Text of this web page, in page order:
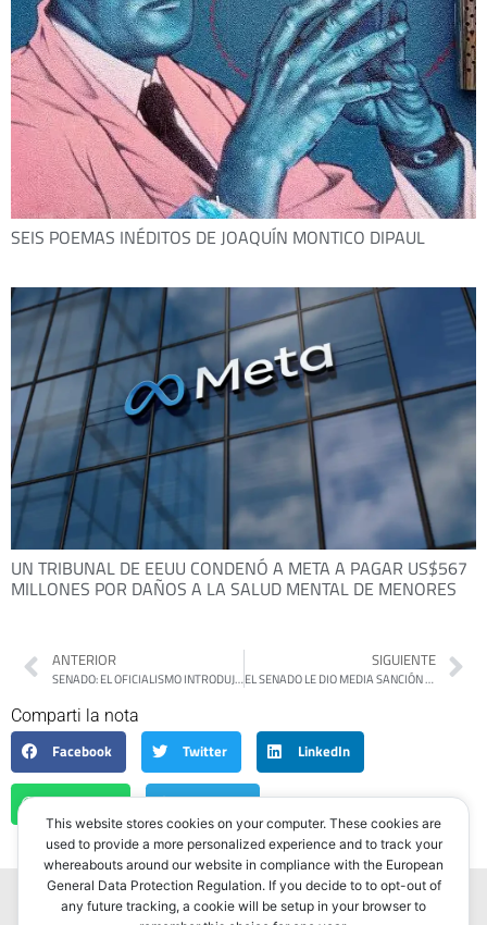
SEIS POEMAS INÉDITOS DE JOAQUÍN MONTICO DIPAUL
UN TRIBUNAL DE EEUU CONDENÓ A META A PAGAR US$567
MILLONES POR DAÑOS A LA SALUD MENTAL DE MENORES
ANTERIOR
SENADO: EL OFICIALISMO INTRODUJO 28 CAMBIOS EN LA REFORMA LABORAL PARA ASEGURAR LA MEDIA SANCIÓN
SIGUIENTE
EL SENADO LE DIO MEDIA SANCIÓN A LA REFORMA LABORAL DEL GOBIERNO
Comparti la nota
Facebook
Twitter LinkedIn
WhatsApp Telegram
This website stores cookies on your computer. These cookies are
used to provide a more personalized experience and to track your
whereabouts around our website in compliance with the European
General Data Protection Regulation. If you decide to to opt-out of
any future tracking, a cookie will be setup in your browser to